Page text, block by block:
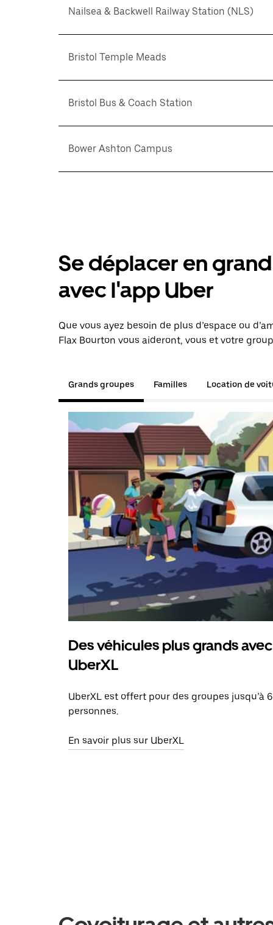
Nailsea & Backwell Railway Station (NLS)
Bristol Temple Meads
Bristol Bus & Coach Station
Bower Ashton Campus
Se déplacer en
avec l'app Uber
Que vous ayez besoin de plus d’espace ou
Flax Bourton vous aideront, vous et votre
Grands groupes Familles Location de
Des véhicules plus grands avec
UberXL
UberXL est offert pour des groupes jusqu’à 6
personnes.
En savoir plus sur UberXL